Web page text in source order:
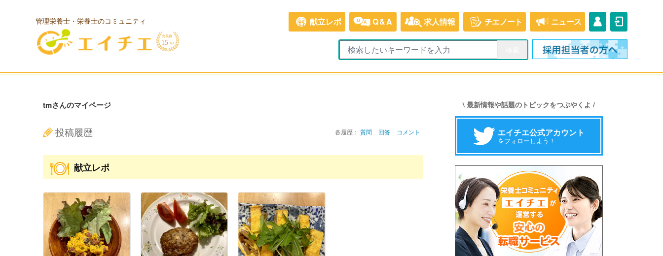
管理栄養士・栄養士のコミュニティ 献立レポ Q&A 求人情報 チエノート ニュース
tmさんのマイページ
投稿履歴 各履歴： 質問 回答 コメント
献立レポ
\ 最新情報や話題のトピックをつぶやくよ /
エイチエ公式アカウント
をフォローしよう！